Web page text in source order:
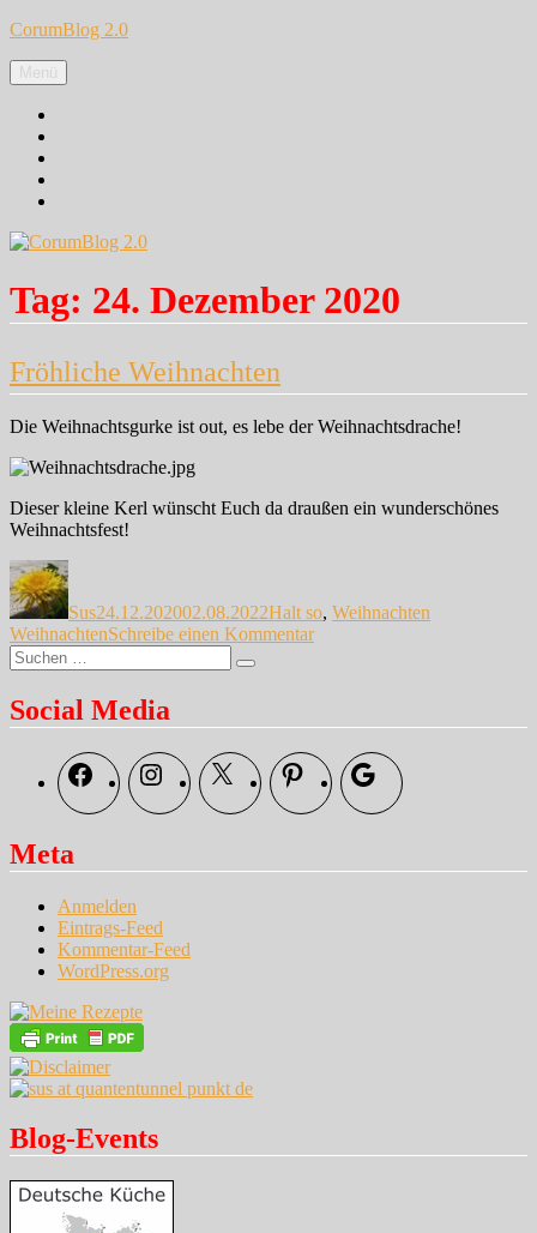
Zum
springen
CorumBlog 2.0
Menü
Tag: 24. Dezember 2020
Fröhliche Weihnachten
Die Weihnachtsgurke ist out, es lebe der Weihnachtsdrache!
Dieser kleine Kerl wünscht Euch da draußen ein wunderschönes
Weihnachtsfest!
Autor
Sus24.12.202002.08.2022Halt so, Weihnachten
WeihnachtenSchreibe einen Kommentarzu
Suche
nach:
Suchen
Social Media
FacebookInstagramX Pinterest Google
Meta
Anmelden
Eintrags-Feed
Kommentar-Feed
WordPress.org
Blog-Events